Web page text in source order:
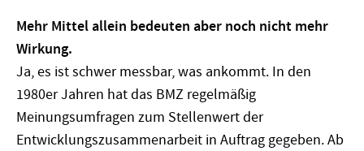
Mehr Mittel allein bedeuten aber noch nicht mehr
Wirkung.
Ja, es ist schwer messbar, was ankommt. In den
1980er Jahren hat das BMZ regelmäßig
Meinungsumfragen zum Stellenwert der
Entwicklungszusammenarbeit in Auftrag gegeben. Ab